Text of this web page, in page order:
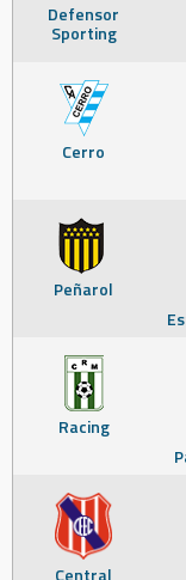
Defensor
Sporting
Cerro
Peñarol
Racing
Central